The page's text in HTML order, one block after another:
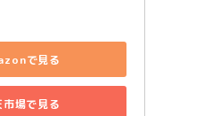
で見る
市場で見る